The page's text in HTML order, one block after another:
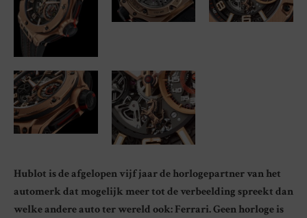
Hublot is de afgelopen vijf jaar de horlogepartner van het
automerk dat mogelijk meer tot de verbeelding spreekt dan
welke andere auto ter wereld ook: Ferrari. Geen horloge is